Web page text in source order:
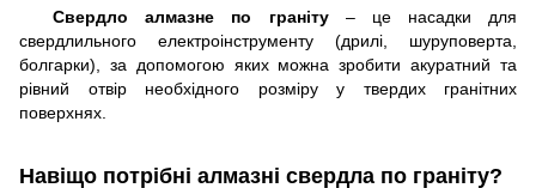
Свердло алмазне по граніту – це насадки для
свердлильного електроінструменту (дрилі, шуруповерта,
болгарки), за допомогою яких можна зробити акуратний та
рівний отвір необхідного розміру у твердих гранітних
поверхнях.
Навіщо потрібні алмазні свердла по граніту?